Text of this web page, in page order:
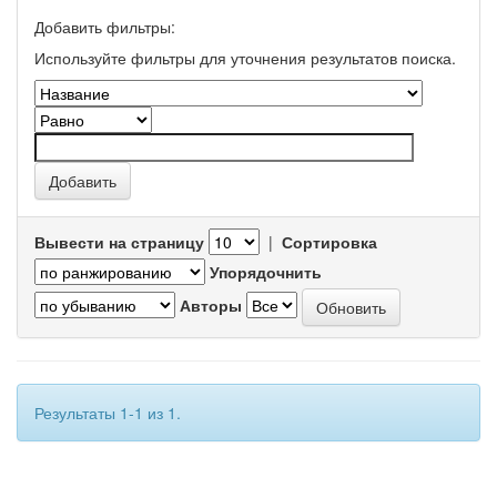
Добавить фильтры:
Используйте фильтры для уточнения результатов поиска.
Вывести на страницу | Сортировка
Упорядочнить
Авторы
Результаты 1-1 из 1.